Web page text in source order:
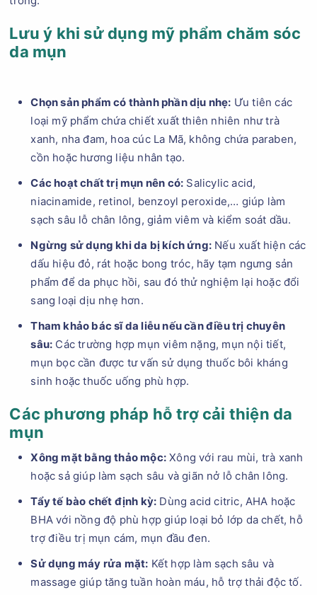
Lưu ý khi sử dụng mỹ phẩm chăm sóc
da mụn
Chọn sản phẩm có thành phần dịu nhẹ: Ưu tiên các
loại mỹ phẩm chứa chiết xuất thiên nhiên như trà
xanh, nha đam, hoa cúc La Mã, không chứa paraben,
cồn hoặc hương liệu nhân tạo.
Các hoạt chất trị mụn nên có: Salicylic acid,
niacinamide, retinol, benzoyl peroxide,… giúp làm
sạch sâu lỗ chân lông, giảm viêm và kiểm soát dầu.
Ngừng sử dụng khi da bị kích ứng: Nếu xuất hiện các
dấu hiệu đỏ, rát hoặc bong tróc, hãy tạm ngưng sản
phẩm để da phục hồi, sau đó thử nghiệm lại hoặc đổi
sang loại dịu nhẹ hơn.
Tham khảo bác sĩ da liễu nếu cần điều trị chuyên
sâu: Các trường hợp mụn viêm nặng, mụn nội tiết,
mụn bọc cần được tư vấn sử dụng thuốc bôi kháng
sinh hoặc thuốc uống phù hợp.
Các phương pháp hỗ trợ cải thiện da
mụn
Xông mặt bằng thảo mộc: Xông với rau mùi, trà xanh
hoặc sả giúp làm sạch sâu và giãn nở lỗ chân lông.
Tẩy tế bào chết định kỳ: Dùng acid citric, AHA hoặc
BHA với nồng độ phù hợp giúp loại bỏ lớp da chết, hỗ
trợ điều trị mụn cám, mụn đầu đen.
Sử dụng máy rửa mặt: Kết hợp làm sạch sâu và
massage giúp tăng tuần hoàn máu, hỗ trợ thải độc tố.